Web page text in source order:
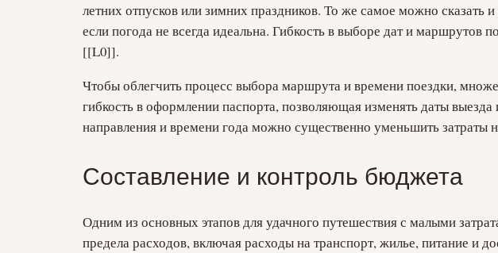
летних отпусков или зимних праздников. То же самое можно
если погода не всегда идеальна. Гибкость в выборе дат и
[[L0]].
Чтобы облегчить процесс выбора маршрута и времени поездки,
гибкость в оформлении паспорта, позволяющая изменять даты
направления и времени года можно существенно уменьшить затраты
Составление и контроль бюджета
Одним из основных этапов для удачного путешествия с малыми
предела расходов, включая расходы на транспорт, жилье, питание и